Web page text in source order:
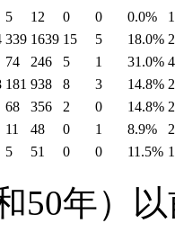
5 12 0 0 0.0%
339 1639 15 5 18.0%
74 246 5 1 31.0%
181 938 8 3 14.8%
68 356 2 0 14.8%
11 48 0 1 8.9%
5 51 0 0 11.5%
50年）